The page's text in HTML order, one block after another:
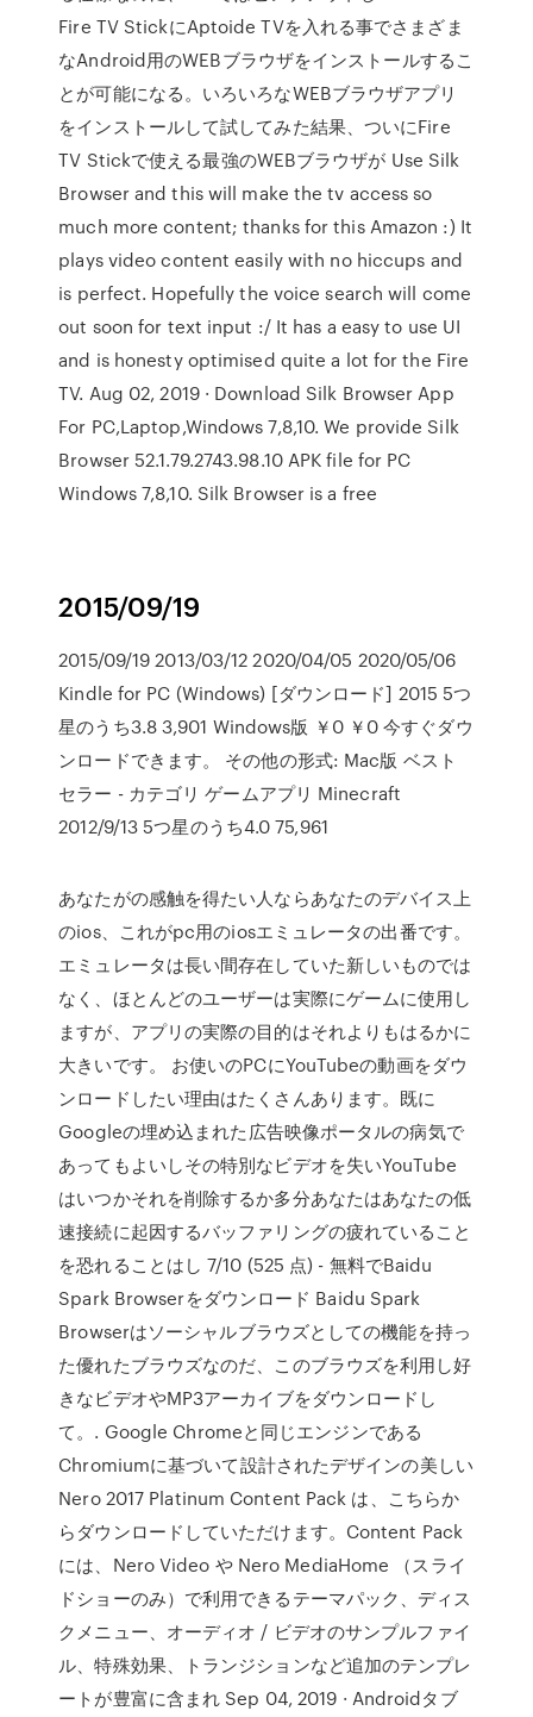
Fire TV StickにAptoide TVを入れる事でさまざま
なAndroid用のWEBブラウザをインストールするこ
とが可能になる。いろいろなWEBブラウザアプリ
をインストールして試してみた結果、ついにFire
TV Stickで使える最強のWEBブラウザが Use Silk
Browser and this will make the tv access so
much more content; thanks for this Amazon :) It
plays video content easily with no hiccups and
is perfect. Hopefully the voice search will come
out soon for text input :/ It has a easy to use UI
and is honesty optimised quite a lot for the Fire
TV. Aug 02, 2019 · Download Silk Browser App
For PC,Laptop,Windows 7,8,10. We provide Silk
Browser 52.1.79.2743.98.10 APK file for PC
Windows 7,8,10. Silk Browser is a free
2015/09/19
2015/09/19 2013/03/12 2020/04/05 2020/05/06
Kindle for PC (Windows) [ダウンロード] 2015 5つ
星のうち3.8 3,901 Windows版 ￥0 ￥0 今すぐダウ
ンロードできます。 その他の形式: Mac版 ベスト
セラー - カテゴリ ゲームアプリ Minecraft
2012/9/13 5つ星のうち4.0 75,961
あなたがの感触を得たい人ならあなたのデバイス上
のios、これがpc用のiosエミュレータの出番です。
エミュレータは長い間存在していた新しいものでは
なく、ほとんどのユーザーは実際にゲームに使用し
ますが、アプリの実際の目的はそれよりもはるかに
大きいです。 お使いのPCにYouTubeの動画をダウ
ンロードしたい理由はたくさんあります。既に
Googleの埋め込まれた広告映像ポータルの病気で
あってもよいしその特別なビデオを失いYouTube
はいつかそれを削除するか多分あなたはあなたの低
速接続に起因するバッファリングの疲れていること
を恐れることはし 7/10 (525 点) - 無料でBaidu
Spark Browserをダウンロード Baidu Spark
Browserはソーシャルブラウズとしての機能を持っ
た優れたブラウズなのだ、このブラウズを利用し好
きなビデオやMP3アーカイブをダウンロードし
て。. Google Chromeと同じエンジンである
Chromiumに基づいて設計されたデザインの美しい
Nero 2017 Platinum Content Pack は、こちらか
らダウンロードしていただけます。Content Pack
には、Nero Video や Nero MediaHome （スライ
ドショーのみ）で利用できるテーマパック、ディス
クメニュー、オーディオ / ビデオのサンプルファイ
ル、特殊効果、トランジションなど追加のテンプレ
ートが豊富に含まれ Sep 04, 2019 · Androidタブ